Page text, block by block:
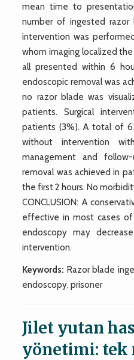
mean time to
number of ingested razor
intervention was
whom imaging localized
all presented within 6
endoscopic removal was
no razor blade was
patients. Surgical
patients (3%). A total of
without intervention
management and follow-
removal was achieved in
the first 2 hours. No
CONCLUSION: A
effective in most cases of
endoscopy may
intervention.
Keywords: Razor blade
endoscopy, prisoner
Jilet yutan
yönetimi: tek